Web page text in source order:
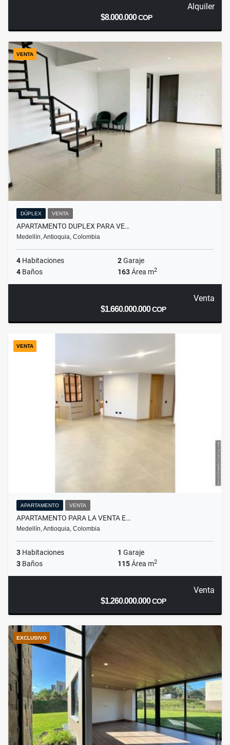
Alquiler
$8.000.000COP
VENTA
DÚPLEX VENTA
APARTAMENTO DUPLEX PARA VE…
Medellín, Antioquia, Colombia
4 Habitaciones 2Garaje
4 Baños 163Área m2
Venta
$1.660.000.000COP
VENTA
APARTAMENTO VENTA
APARTAMENTO PARA LA VENTA E…
Medellín, Antioquia, Colombia
3 Habitaciones 1 Garaje
3 Baños 115Área m2
Venta
$1.260.000.000COP
EXCLUSIVO